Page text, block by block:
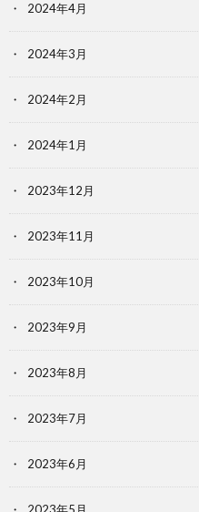
2024年4月
2024年3月
2024年2月
2024年1月
2023年12月
2023年11月
2023年10月
2023年9月
2023年8月
2023年7月
2023年6月